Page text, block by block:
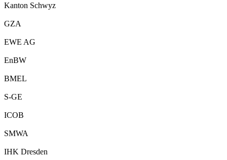
Kanton Schwyz
GZA
EWE AG
EnBW
BMEL
S-GE
ICOB
SMWA
IHK Dresden